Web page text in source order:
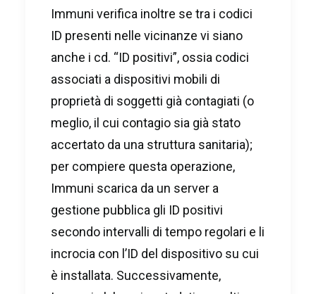
Immuni verifica inoltre se tra i codici
ID presenti nelle vicinanze vi siano
anche i cd. “ID positivi”, ossia codici
associati a dispositivi mobili di
proprietà di soggetti già contagiati (o
meglio, il cui contagio sia già stato
accertato da una struttura sanitaria);
per compiere questa operazione,
Immuni scarica da un server a
gestione pubblica gli ID positivi
secondo intervalli di tempo regolari e li
incrocia con l’ID del dispositivo su cui
è installata. Successivamente,